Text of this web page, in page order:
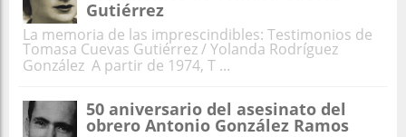
Gutiérrez
La memoria de las imprescindibles: Testimonios de
Tomasa Cuevas Gutiérrez / Yolanda Rodríguez
González A partir de 1974, T ...
50 aniversario del asesinato del
obrero Antonio González Ramos